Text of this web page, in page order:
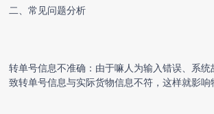
二、常见问题分析
转单号信息不准确：由于嘛人为输入错误、系
致转单号信息与实际货物信息不符，这样就影响